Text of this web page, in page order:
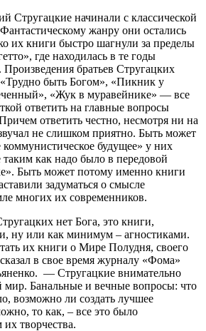
Стругацкие начинали с классической
жанру они остались
их книги быстро шагнули за пределы
где находилась в те годы
Произведения братьев Стругацких
быть Богом», «Пикник у
«Жук в муравейнике» — все
ответить на главные вопросы
ответить честно, несмотря ни на
не слишком приятно. Быть может
коммунистическое будущее» у них
таким как надо было в передовой
Быть может потому именно книги
задуматься о смысле
многих их современников.
нет Бога, это книги,
ну или как минимум – агностиками.
их книги о Мире Полудня, своего
в свое время журналу «Фома»
— Стругацкие внимательно
мир. Банальные и вечные вопросы: что
возможно ли создать лучшее
то как, – все это было
творчества.